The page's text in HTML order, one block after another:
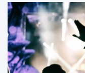
g
o
O
t
w
a
r